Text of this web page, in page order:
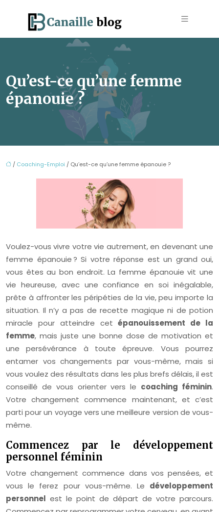
Qu’est-ce qu’une femme
épanouie ?
/ Coaching-Emploi / Qu’est-ce qu’une femme épanouie ?
Voulez-vous vivre votre vie autrement, en devenant une
femme épanouie ? Si votre réponse est un grand oui,
vous êtes au bon endroit. La femme épanouie vit une
vie heureuse, avec une confiance en soi inégalable,
prête à affronter les péripéties de la vie, peu importe la
situation. Il n’y a pas de recette magique ni de potion
miracle pour atteindre cetépanouissement de la
femme, mais juste une bonne dose de motivation et
une persévérance à toute épreuve. Vous pourrez
entamer vos changements par vous-même, mais si
vous voulez des résultats dans les plus brefs délais, il est
conseillé de vous orienter vers le coaching féminin.
Votre changement commence maintenant, et c’est
parti pour un voyage vers une meilleure version de vous-
même.
Commencez par le développement
personnel féminin
Votre changement commence dans vos pensées, et
vous le ferez pour vous-même. Le développement
personnel est le point de départ de votre parcours.